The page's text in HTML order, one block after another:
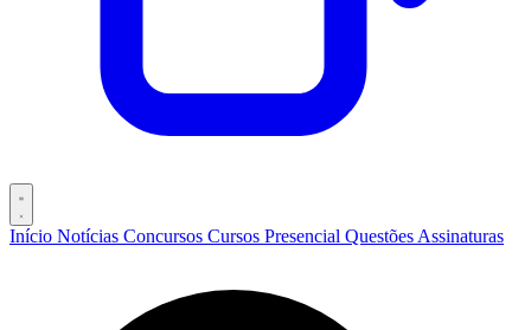
Início Notícias Concursos Cursos Presencial Questões Assinaturas